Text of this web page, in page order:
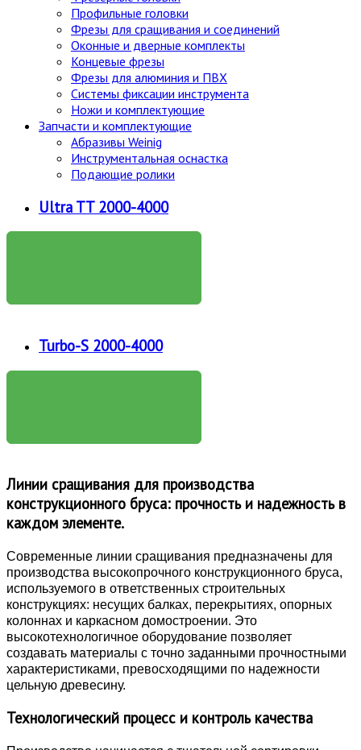
Профильные головки
Фрезы для сращивания и соединений
Оконные и дверные комплекты
Концевые фрезы
Фрезы для алюминия и ПВХ
Системы фиксации инструмента
Ножи и комплектующие
Запчасти и комплектующие
Абразивы Weinig
Инструментальная оснастка
Подающие ролики
Ultra TT 2000-4000
Turbo-S 2000-4000
Линии сращивания для производства
конструкционного бруса: прочность и надежность в
каждом элементе.
Современные линии сращивания предназначены для
производства высокопрочного конструкционного бруса,
используемого в ответственных строительных
конструкциях: несущих балках, перекрытиях, опорных
колоннах и каркасном домостроении. Это
высокотехнологичное оборудование позволяет
создавать материалы с точно заданными прочностными
характеристиками, превосходящими по надежности
цельную древесину.
Технологический процесс и контроль качества